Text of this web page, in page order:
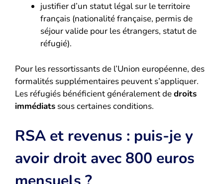
justifier d’un statut légal sur le territoire
français (nationalité française, permis de
séjour valide pour les étrangers, statut de
réfugié).
Pour les ressortissants de l’Union européenne, des
formalités supplémentaires peuvent s’appliquer.
Les réfugiés bénéficient généralement dedroits
immédiats sous certaines conditions.
RSA et revenus : puis-je y
avoir droit avec 800 euros